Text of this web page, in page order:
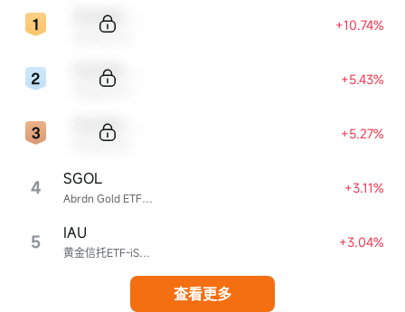
+10.74%
+5.43%
+5.27%
4 Abrdn Gold ETF Trust
SGOL +3.11%
5 黄金信托ETF-iShares
IAU +3.04%
查看更多